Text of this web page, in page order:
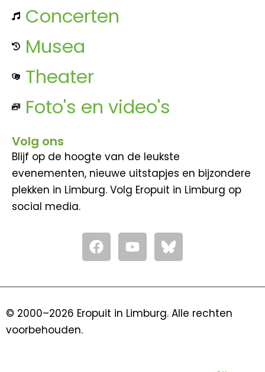
Concerten
Musea
Theater
Foto's en video's
Volg ons
Blijf op de hoogte van de leukste
evenementen, nieuwe uitstapjes en bijzondere
plekken in Limburg. Volg Eropuit in Limburg op
social media.
F
a
c
o
Y
o
u
b
© 2000–2026 Eropuit in Limburg. Alle rechten
voorbehouden.